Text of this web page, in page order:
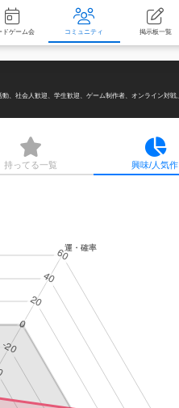
ボードゲーム会 コミュニティ
動 社会人歓迎 学生歓迎 ゲーム制作者 オンライン対戦
持ってる一覧 興味/人気作